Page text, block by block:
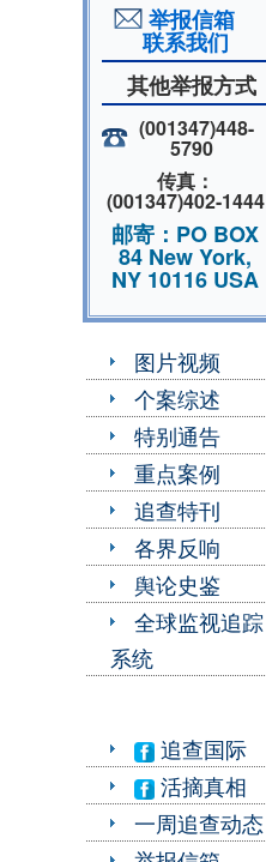
举报信箱
联系我们
其他举报方式
(001347)448-
5790
传真：
(001347)402-1444
邮寄：PO BOX
84 New York,
NY 10116 USA
图片视频
个案综述
特别通告
重点案例
追查特刊
各界反响
舆论史鉴
全球监视追踪
系统
追查国际
活摘真相
一周追查动态